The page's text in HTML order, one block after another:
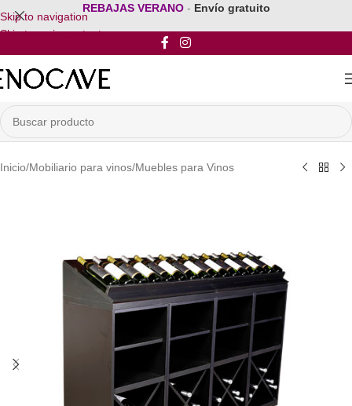
Skip to navigation
Skip to main content
REBAJAS VERANO - Envío gratuito
Inicio/Mobiliario para vinos/Muebles para Vinos